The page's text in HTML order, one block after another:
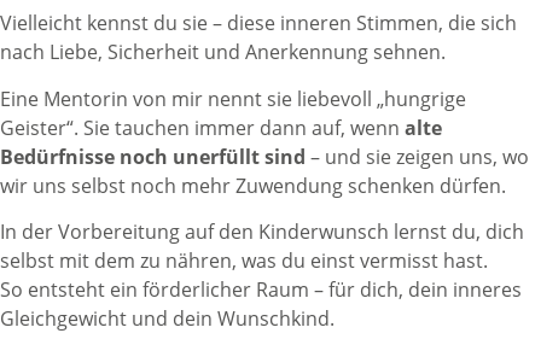
Vielleicht kennst du sie – diese inneren Stimmen, die sich
nach Liebe, Sicherheit und Anerkennung sehnen.
Eine Mentorin von mir nennt sie liebevoll „hungrige
Geister“. Sie tauchen immer dann auf, wenn alte
Bedürfnisse noch unerfüllt sind – und sie zeigen uns, wo
wir uns selbst noch mehr Zuwendung schenken dürfen.
In der Vorbereitung auf den Kinderwunsch lernst du, dich
selbst mit dem zu nähren, was du einst vermisst hast.
So entsteht ein förderlicher Raum – für dich, dein inneres
Gleichgewicht und dein Wunschkind.